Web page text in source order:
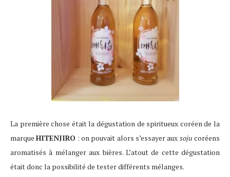
La première chose était la dégustation de spiritueux coréen de la
marqueHITENJIRO : on pouvait alors s’essayer aux soju coréens
aromatisés à mélanger aux bières. L’atout de cette dégustation
était donc la possibilité de tester différents mélanges.